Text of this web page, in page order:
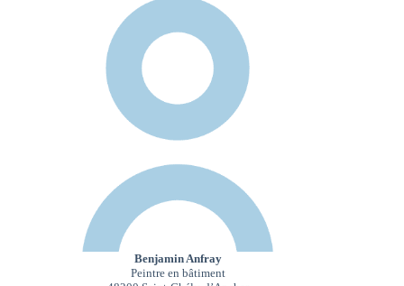
Benjamin Anfray
Peintre en bâtiment